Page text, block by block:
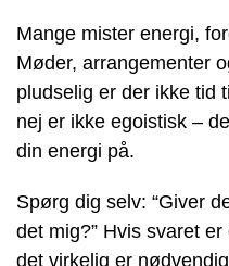
Mange mister energi,
Møder, arrangementer
pludselig er der ikke tid
nej er ikke egoistisk –
din energi på.
Spørg dig selv: “Giver
det mig?” Hvis svaret
det virkelig er